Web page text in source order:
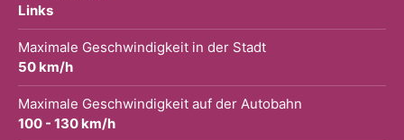
Links
Maximale Geschwindigkeit in der Stadt
50 km/h
Maximale Geschwindigkeit auf der Autobahn
100 - 130 km/h